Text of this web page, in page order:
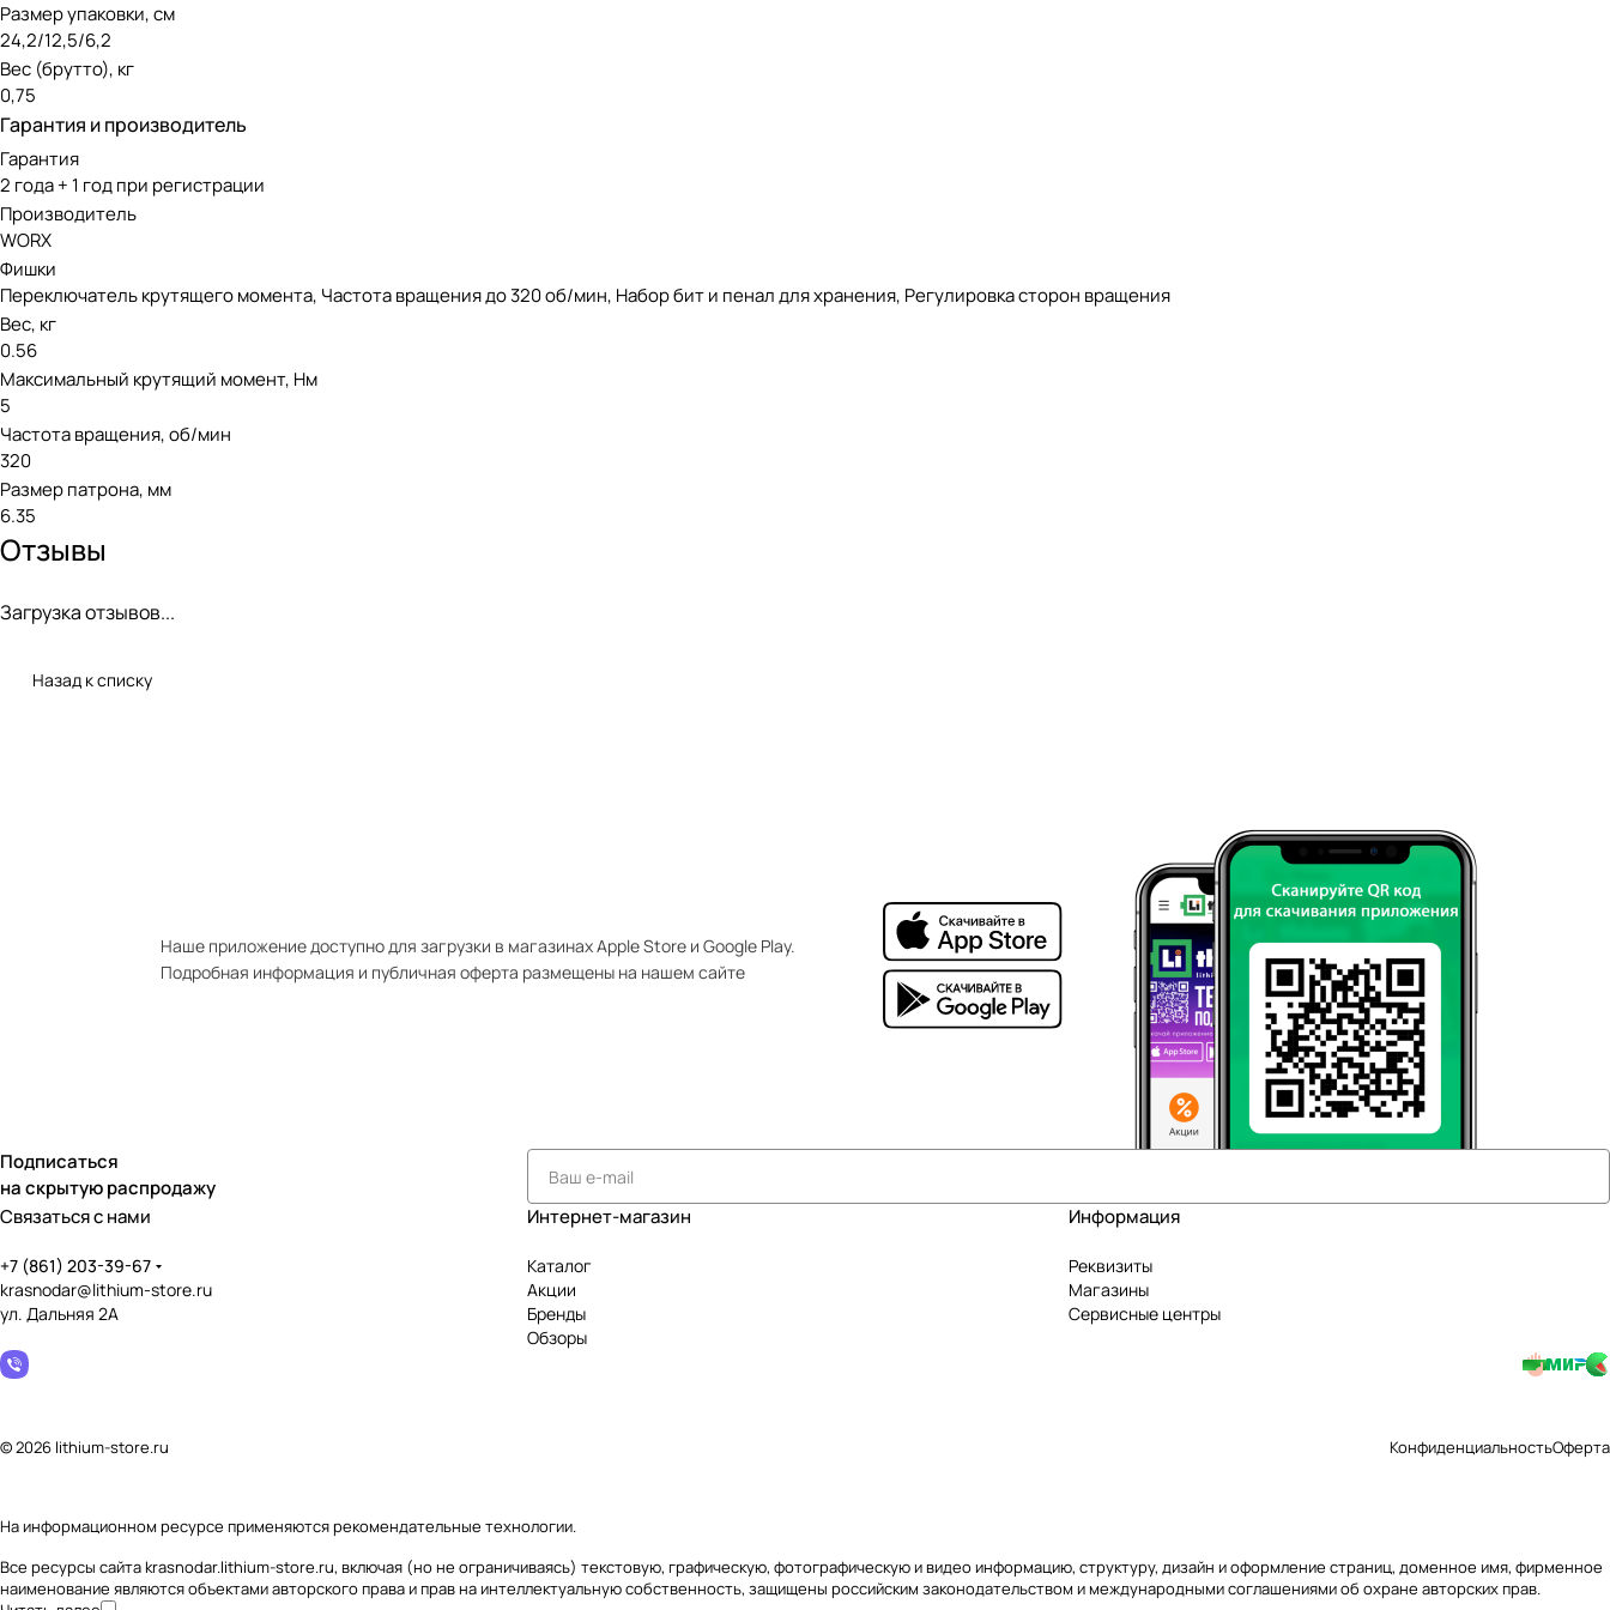
Размер упаковки, см
24,2/12,5/6,2
Вес (брутто), кг
0,75
Гарантия и производитель
Гарантия
2 года + 1 год при регистрации
Производитель
WORX
Фишки
Переключатель крутящего момента, Частота вращения до 320 об/мин, Набор бит и пенал для хранения, Регулировка сторон вращения
Вес, кг
0.56
Максимальный крутящий момент, Нм
5
Частота вращения, об/мин
320
Размер патрона, мм
6.35
Отзывы
Загрузка отзывов...
Назад к списку
Наше приложение доступно для загрузки в магазинах Apple Store и Google Play.
Подробная информация и публичная оферта размещены на нашем сайте
Подписаться
на скрытую распродажу
Связаться с нами
+7 (861) 203-39-67
krasnodar@lithium-store.ru
ул. Дальняя 2А
Интернет-магазин
Каталог
Акции
Бренды
Обзоры
Информация
Реквизиты
Магазины
Сервисные центры
© 2026 lithium-store.ru КонфиденциальностьОферта
На информационном ресурсе применяютсярекомендательные технологии.
Все ресурсы сайта krasnodar.lithium-store.ru, включая (но не ограничиваясь) текстовую, графическую, фотографическую и видео информацию, структуру, дизайн и оформление страниц, доменное имя, фирменное
наименование являются объектами авторского права и прав на интеллектуальную собственность, защищены российским законодательством и международными соглашениями об охране авторских прав.